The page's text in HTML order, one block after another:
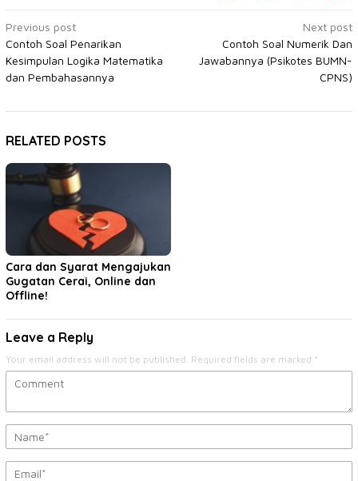
Post
navigation
Previous post
Contoh Soal Penarikan
Kesimpulan Logika Matematika
dan Pembahasannya
Next post
Contoh Soal Numerik Dan
Jawabannya (Psikotes BUMN-
CPNS)
RELATED POSTS
Cara dan Syarat Mengajukan
Gugatan Cerai, Online dan
Offline!
Leave a Reply
Your email address will not be published. Required fields are marked *